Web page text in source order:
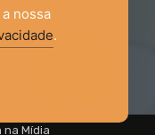
Mídia
nossa
.